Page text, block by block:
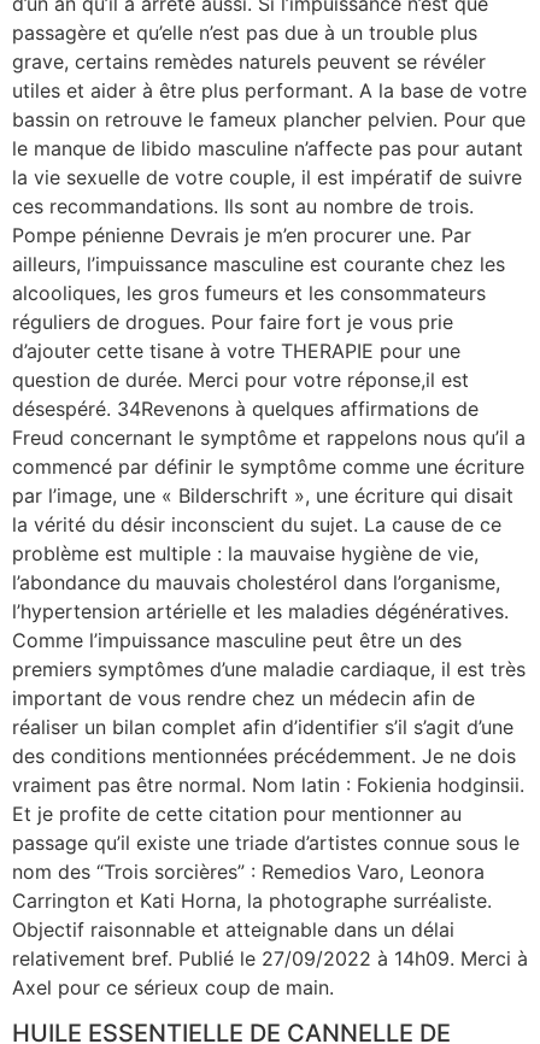
passagère et qu’elle n’est pas due à un trouble plus
grave, certains remèdes naturels peuvent se révéler
utiles et aider à être plus performant. A la base de votre
bassin on retrouve le fameux plancher pelvien. Pour que
le manque de libido masculine n’affecte pas pour autant
la vie sexuelle de votre couple, il est impératif de suivre
ces recommandations. Ils sont au nombre de trois.
Pompe pénienne Devrais je m’en procurer une. Par
ailleurs, l’impuissance masculine est courante chez les
alcooliques, les gros fumeurs et les consommateurs
réguliers de drogues. Pour faire fort je vous prie
d’ajouter cette tisane à votre THERAPIE pour une
question de durée. Merci pour votre réponse,il est
désespéré. 34Revenons à quelques affirmations de
Freud concernant le symptôme et rappelons nous qu’il a
commencé par définir le symptôme comme une écriture
par l’image, une « Bilderschrift », une écriture qui disait
la vérité du désir inconscient du sujet. La cause de ce
problème est multiple : la mauvaise hygiène de vie,
l’abondance du mauvais cholestérol dans l’organisme,
l’hypertension artérielle et les maladies dégénératives.
Comme l’impuissance masculine peut être un des
premiers symptômes d’une maladie cardiaque, il est très
important de vous rendre chez un médecin afin de
réaliser un bilan complet afin d’identifier s’il s’agit d’une
des conditions mentionnées précédemment. Je ne dois
vraiment pas être normal. Nom latin : Fokienia hodginsii.
Et je profite de cette citation pour mentionner au
passage qu’il existe une triade d’artistes connue sous le
nom des “Trois sorcières” : Remedios Varo, Leonora
Carrington et Kati Horna, la photographe surréaliste.
Objectif raisonnable et atteignable dans un délai
relativement bref. Publié le 27/09/2022 à 14h09. Merci à
Axel pour ce sérieux coup de main.
HUILE ESSENTIELLE DE CANNELLE DE